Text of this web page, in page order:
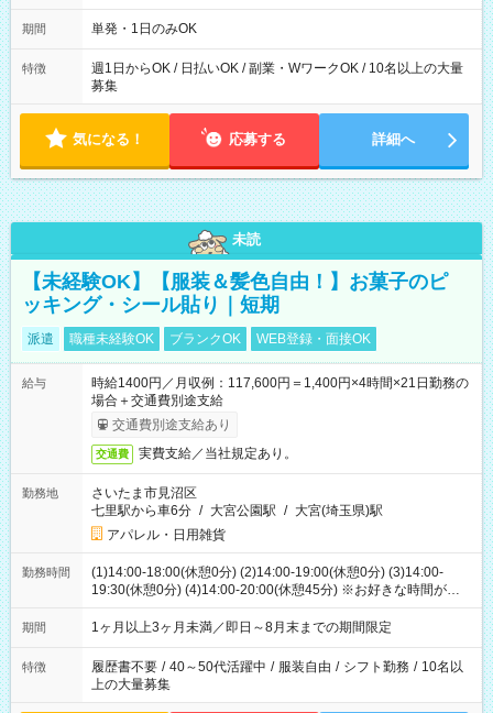
～21：00
期間 単発・1日のみOK
特徴
週1日からOK / 日払いOK / 副業・WワークOK / 10名以上の大量
募集
気になる！ 応募する 詳細へ
未読
【未経験OK】【服装＆髪色自由！】お菓子のピ
ッキング・シール貼り｜短期
派遣 職種未経験OK ブランクOK WEB登録・面接OK
給与
時給1400円／月収例：117,600円＝1,400円×4時間×21日勤務の
場合＋交通費別途支給
交通費別途支給あり
交通費 実費支給／当社規定あり。
勤務地
さいたま市見沼区
七里駅から車6分 / 大宮公園駅 / 大宮(埼玉県)駅
アパレル・日用雑貨
勤務時間
(1)14:00-18:00(休憩0分) (2)14:00-19:00(休憩0分) (3)14:00-
19:30(休憩0分) (4)14:00-20:00(休憩45分) ※お好きな時間が選べ
ます
期間 1ヶ月以上3ヶ月未満／即日～8月末までの期間限定
特徴 履歴書不要 / 40～50代活躍中 / 服装自由 / シフト勤務 / 10名以
上の大量募集